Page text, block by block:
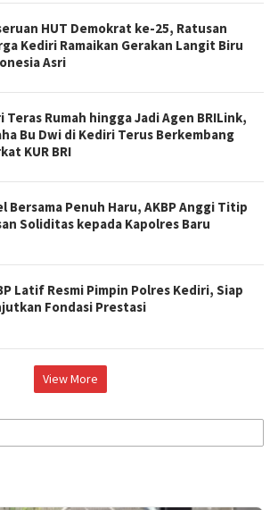
HUT Demokrat ke-25, Ratusan
Kediri Ramaikan Gerakan Langit Biru
Asri
Teras Rumah hingga Jadi Agen BRILink,
Bu Dwi di Kediri Terus Berkembang
KUR BRI
Bersama Penuh Haru, AKBP Anggi Titip
Soliditas kepada Kapolres Baru
Latif Resmi Pimpin Polres Kediri, Siap
Fondasi Prestasi
View More